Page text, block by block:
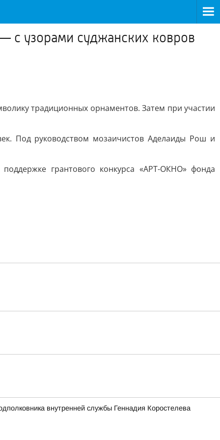
с узорами суджанских ковров
традиционных орнаментов. Затем при участии
Под руководством мозаичистов Аделаиды Рош и
грантового конкурса «АРТ-ОКНО» фонда
внутренней службы Геннадия Коростелева